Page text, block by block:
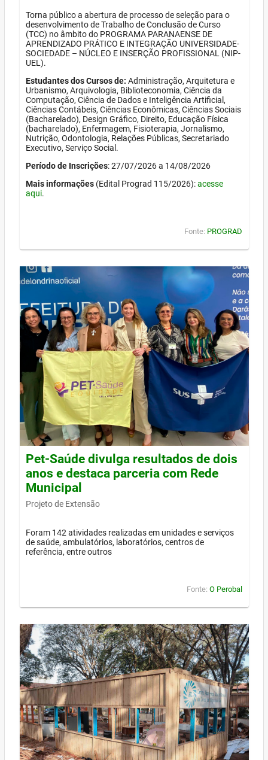
Torna público a abertura de processo de seleção para o
desenvolvimento de Trabalho de Conclusão de Curso
(TCC) no âmbito do PROGRAMA PARANAENSE DE
APRENDIZADO PRÁTICO E INTEGRAÇÃO UNIVERSIDADE-
SOCIEDADE – NÚCLEO E INSERÇÃO PROFISSIONAL (NIP-
UEL).
Estudantes dos Cursos de: Administração, Arquitetura e
Urbanismo, Arquivologia, Biblioteconomia, Ciência da
Computação, Ciência de Dados e Inteligência Artificial,
Ciências Contábeis, Ciências Econômicas, Ciências Sociais
(Bacharelado), Design Gráfico, Direito, Educação Física
(bacharelado), Enfermagem, Fisioterapia, Jornalismo,
Nutrição, Odontologia, Relações Públicas, Secretariado
Executivo, Serviço Social.
Período de Inscrições: 27/07/2026 a 14/08/2026
Mais informações (Edital Prograd 115/2026):acesse
aqui.
Fonte: PROGRAD
Pet-Saúde divulga resultados de dois
anos e destaca parceria com Rede
Municipal
Projeto de Extensão
Foram 142 atividades realizadas em unidades e serviços
de saúde, ambulatórios, laboratórios, centros de
referência, entre outros
Fonte: O Perobal